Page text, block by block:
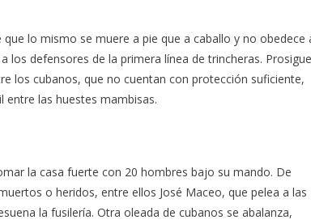
lo mismo se muere a pie que a caballo y no obedece
los defensores de la primera línea de trincheras. Prosigue
los cubanos, que no cuentan con protección suficiente,
entre las huestes mambisas.
la casa fuerte con 20 hombres bajo su mando. De
o heridos, entre ellos José Maceo, que pelea a las
la fusilería. Otra oleada de cubanos se abalanza,